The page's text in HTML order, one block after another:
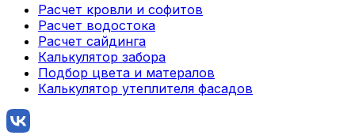
Расчет кровли и софитов
Расчет водостока
Расчет сайдинга
Калькулятор забора
Подбор цвета и матералов
Калькулятор утеплителя фасадов